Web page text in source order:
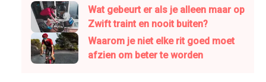
Wat gebeurt er als je alleen maar op
Zwift traint en nooit buiten?
Waarom je niet elke rit goed moet
afzien om beter te worden